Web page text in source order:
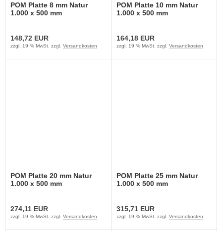
POM Platte 8 mm Natur
1.000 x 500 mm
148,72 EUR
zzgl. 19 % MwSt. zzgl. Versandkosten
POM Platte 10 mm Natur
1.000 x 500 mm
164,18 EUR
zzgl. 19 % MwSt. zzgl. Versandkosten
POM Platte 20 mm Natur
1.000 x 500 mm
274,11 EUR
zzgl. 19 % MwSt. zzgl. Versandkosten
POM Platte 25 mm Natur
1.000 x 500 mm
315,71 EUR
zzgl. 19 % MwSt. zzgl. Versandkosten